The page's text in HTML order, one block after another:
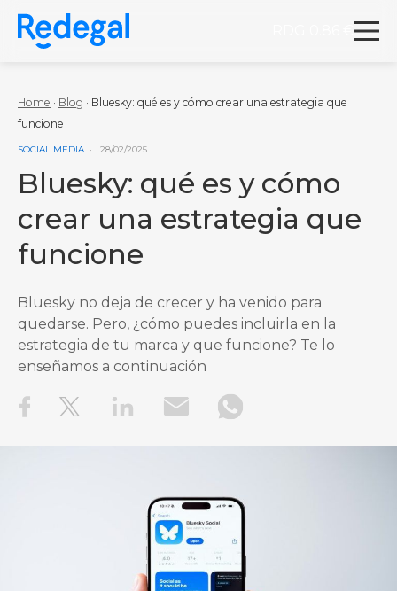
Redegal. Agencia de Marketing digital y desarrollo
Home · Blog · Bluesky: qué es y cómo crear una estrategia que
funcione
VER MÁS ENTRADAS DE LA CATEGORÍA
SOCIAL MEDIA 28/02/2025
Bluesky: qué es y cómo
crear una estrategia que
funcione
Bluesky no deja de crecer y ha venido para
quedarse. Pero, ¿cómo puedes incluirla en la
estrategia de tu marca y que funcione? Te lo
enseñamos a continuación